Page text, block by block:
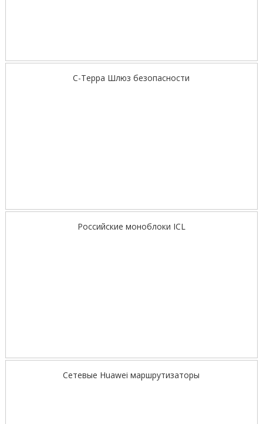
С-Терра Шлюз безопасности
Российские моноблоки ICL
Сетевые Huawei маршрутизаторы